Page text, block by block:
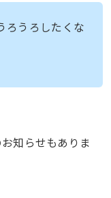
ろうろしたくな
知らせもありま